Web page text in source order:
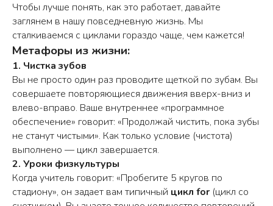
Чтобы лучше понять, как это работает, давайте
заглянем в нашу повседневную жизнь. Мы
сталкиваемся с циклами гораздо чаще, чем кажется!
Метафоры из жизни:
1. Чистка зубов
Вы не просто один раз проводите щеткой по зубам. Вы
совершаете повторяющиеся движения вверх-вниз и
влево-вправо. Ваше внутреннее «программное
обеспечение» говорит: «Продолжай чистить, пока зубы
не станут чистыми». Как только условие (чистота)
выполнено — цикл завершается.
2. Уроки физкультуры
Когда учитель говорит: «Пробегите 5 кругов по
стадиону», он задает вам типичный цикл for (цикл со